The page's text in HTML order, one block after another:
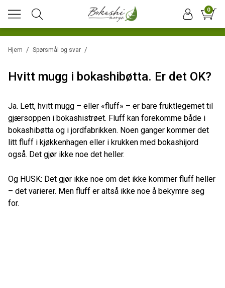
0
/
Hjem /
Spørsmål og svar
Hvitt mugg i bokashibøtta. Er det OK?
Ja. Lett, hvitt mugg – eller «fluff» – er bare fruktlegemet til
gjærsoppen i bokashistrøet. Fluff kan forekomme både i
bokashibøtta og i jordfabrikken. Noen ganger kommer det
litt fluff i kjøkkenhagen eller i krukken med bokashijord
også. Det gjør ikke noe det heller.
Og HUSK: Det gjør ikke noe om det ikke kommer fluff heller
– det varierer. Men fluff er altså ikke noe å bekymre seg
for.